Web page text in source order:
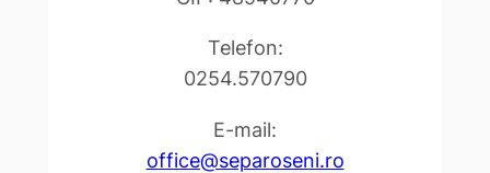
Telefon:
0254.570790
E-mail:
office@separoseni.ro